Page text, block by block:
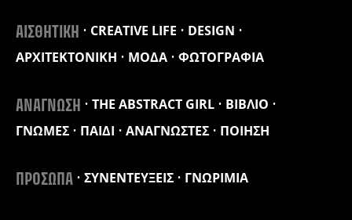
ΑΙΣΘΗΤΙΚΗ CREATIVE LIFE
DESIGN
ΑΡΧΙΤΕΚΤΟΝΙΚΗ
ΜΟΔΑ ΦΩΤΟΓΡΑΦΙΑ
ΑΝΑΓΝΩΣΗ THE ABSTRACT GIRL
ΒΙΒΛΙΟ
ΓΝΩΜΕΣ
ΠΑΙΔΙ ΑΝΑΓΝΩΣΤΕΣ ΠΟΙΗΣΗ
ΠΡΟΣΩΠΑ ΣΥΝΕΝΤΕΥΞΕΙΣ ΓΝΩΡΙΜΙΑ